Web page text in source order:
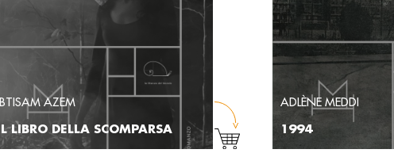
IBTISAM AZEM
IL LIBRO DELLA SCOMPARSA
ADLÈNE MEDDI
1994